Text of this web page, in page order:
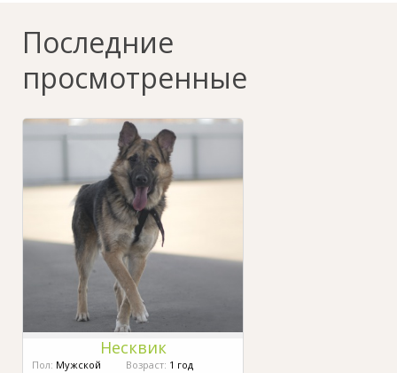
Последние
просмотренные
Несквик
Пол: Мужской Возраст: 1 год